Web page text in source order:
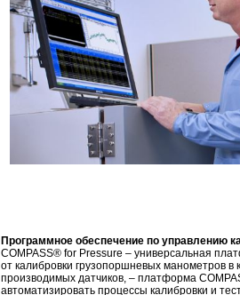
Программное обеспечение по управлению
COMPASS® for Pressure – универсальная
от калибровки грузопоршневых манометров
производимых датчиков, – платформа
автоматизировать процессы калибровки и